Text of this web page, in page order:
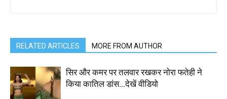
RELATED ARTICLES MORE FROM AUTHOR
सिर और कमर पर तलवार रखकर नोरा फतेही ने
किया कातिल डांस…देखें वीडियो